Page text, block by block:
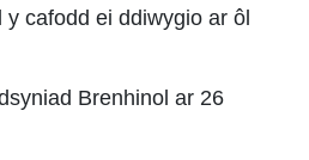
cafodd ei ddiwygio ar ôl
Brenhinol ar 26